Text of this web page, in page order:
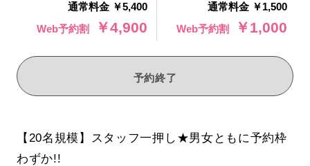
通常料金 ￥5,400
Web予約割
￥4,900
通常料金 ￥1,500
Web予約割
￥1,000
予約終了
【20名規模】スタッフ一押し★男女ともに予約枠
わずか!!